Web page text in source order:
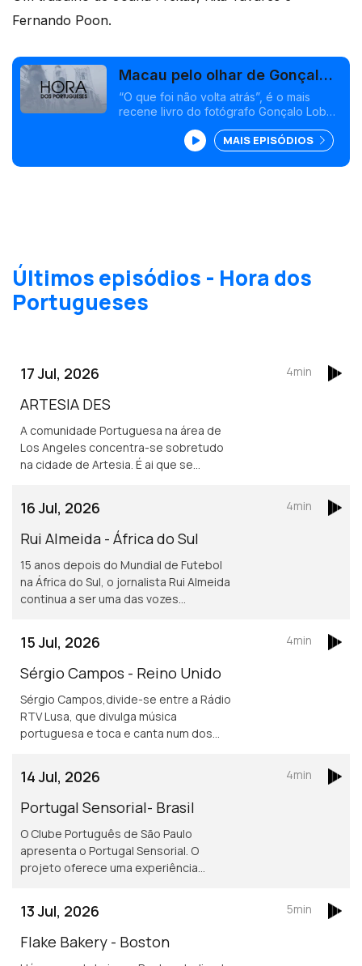
Fernando Poon.
Macau pelo olhar de Gonçalo
Lobo Pinheiro
“O que foi não volta atrás”, é o mais
recene livro do fotógrafo Gonçalo Lobo
uma década, o fotojornalista leva-nos
numa viagem pelo antigo território
português da Ásia.
MAIS EPISÓDIOS
Últimos episódios - Hora dos
Portugueses
17 Jul, 2026
ARTESIA DES
A comunidade Portuguesa na área de
Los Angeles concentra-se sobretudo
na cidade de Artesia. É ai que se
Portugueses nos Estados Unidos.
4min
16 Jul, 2026
Rui Almeida - África do Sul
15 anos depois do Mundial de Futebol
na África do Sul, o jornalista Rui Almeida
continua a ser uma das vozes
lusofonia.
4min
15 Jul, 2026
Sérgio Campos - Reino Unido
Sérgio Campos,divide-se entre a Rádio
RTV Lusa, que divulga música
portuguesa e toca e canta num dos
4min
14 Jul, 2026
Portugal Sensorial- Brasil
O Clube Português de São Paulo
apresenta o Portugal Sensorial. O
projeto oferece uma experiência
e um show audiovisual tecnológico.
4min
13 Jul, 2026
Flake Bakery - Boston
5min